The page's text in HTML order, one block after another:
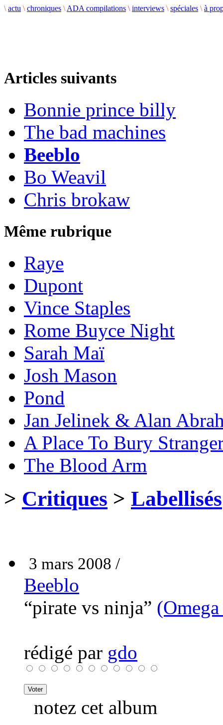
\ actu \ chroniques \ ADA compilations \ interviews \ spéciales \ à
Articles suivants
Bonnie prince billy
The bad machines
Beeblo
Bo Weavil
Chris brokaw
Même rubrique
Raye
Dupont
Vince Staples
Rome Buyce Night
Sarah Maï
Josh Mason
Pond
Jan Jelinek & Alan
A Place To Bury
The Blood Arm
> Critiques > Labellisés
3 mars 2008 /
Beeblo
“pirate vs ninja”
rédigé par gdo
notez cet album